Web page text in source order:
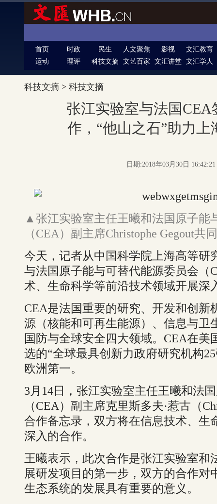
首页 时政 民生 人文聚焦 影视
文汇教育
运动
理评 科技文摘 文艺百家 文汇讲堂 文汇学人
科技文摘 > 科技文摘
张江实验室与法国
作，“他山之石”助力
日期:2018年03月30日
▲张江实验室主任王曦和法国原子能
（CEA）副主席Christophe Gegout共
今天，记者从中国科学院上海高等研
与法国原子能与可替代能源委员会（
术、生命科学等前沿技术领域开展深
CEA是法国重要的研究、开发和创新
源（核能和可再生能源）、信息与卫
国防与全球安全四大领域。CEA在美
选的“全球最具创新力政府研究机构
欧洲第一。
3月14日，张江实验室主任王曦和法
（CEA）副主席克里斯多夫·惹古（
合作备忘录，双方将在信息技术、生
深入的合作。
王曦表示，此次合作是张江实验室和
展研发项目的第一步，双方的合作对
生态系统的发展具有重要的意义。